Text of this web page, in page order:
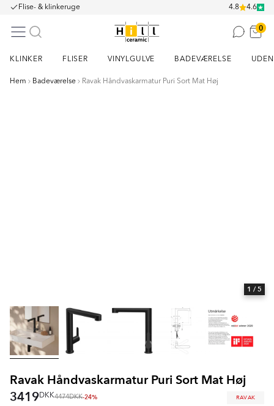
Flise- & klinkeruge 4.8 4.6
0
KLINKER FLISER VINYLGULVE BADEVÆRELSE
Hem Badeværelse Ravak Håndvaskarmatur Puri Sort Mat Høj
1 / 5
Ravak Håndvaskarmatur Puri Sort Mat Høj
3419DKK4474DKK-24% RAVAK